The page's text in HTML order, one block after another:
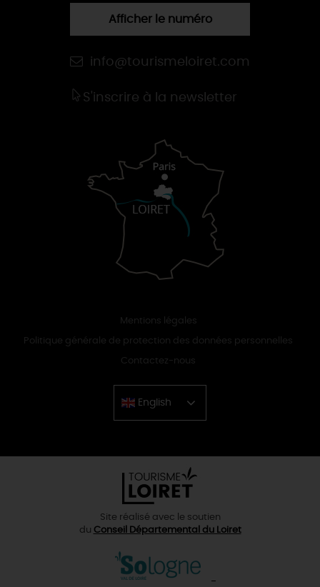
Afficher le numéro
info@tourismeloiret.com
S'inscrire à la newsletter
Mentions légales
Politique générale de protection des données personnelles
Contactez-nous
English
Chinese
Site réalisé avec le soutien
du Conseil Départemental du Loiret